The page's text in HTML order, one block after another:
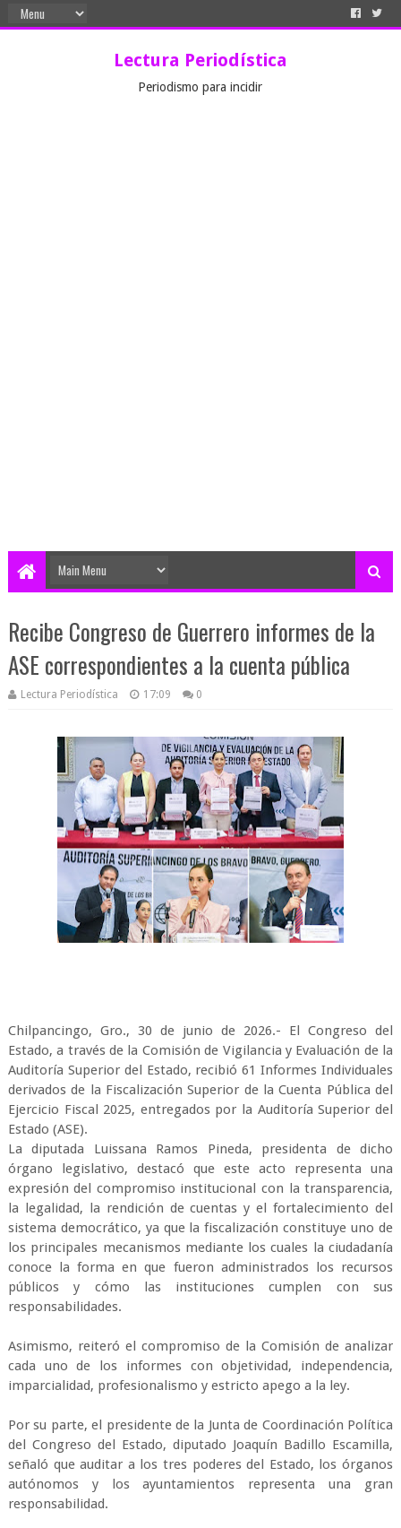
Lectura Periodística
Periodismo para incidir
Recibe Congreso de Guerrero informes de la
ASE correspondientes a la cuenta pública
Lectura Periodística 17:09 0
Chilpancingo, Gro., 30 de junio de 2026.- El Congreso del
Estado, a través de la Comisión de Vigilancia y Evaluación de la
Auditoría Superior del Estado, recibió 61 Informes Individuales
derivados de la Fiscalización Superior de la Cuenta Pública del
Ejercicio Fiscal 2025, entregados por la Auditoría Superior del
Estado (ASE).
La diputada Luissana Ramos Pineda, presidenta de dicho
órgano legislativo, destacó que este acto representa una
expresión del compromiso institucional con la transparencia,
la legalidad, la rendición de cuentas y el fortalecimiento del
sistema democrático, ya que la fiscalización constituye uno de
los principales mecanismos mediante los cuales la ciudadanía
conoce la forma en que fueron administrados los recursos
públicos y cómo las instituciones cumplen con sus
responsabilidades.
Asimismo, reiteró el compromiso de la Comisión de analizar
cada uno de los informes con objetividad, independencia,
imparcialidad, profesionalismo y estricto apego a la ley.
Por su parte, el presidente de la Junta de Coordinación Política
del Congreso del Estado, diputado Joaquín Badillo Escamilla,
señaló que auditar a los tres poderes del Estado, los órganos
autónomos y los ayuntamientos representa una gran
responsabilidad.